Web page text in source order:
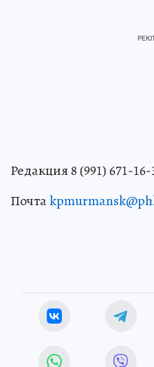
Редакция 8 (991) 671-
Почта